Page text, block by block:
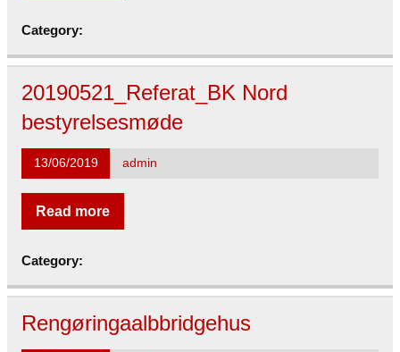
Category:
20190521_Referat_BK Nord
bestyrelsesmøde
13/06/2019 admin
Read more
Category:
Rengøringaalbbridgehus